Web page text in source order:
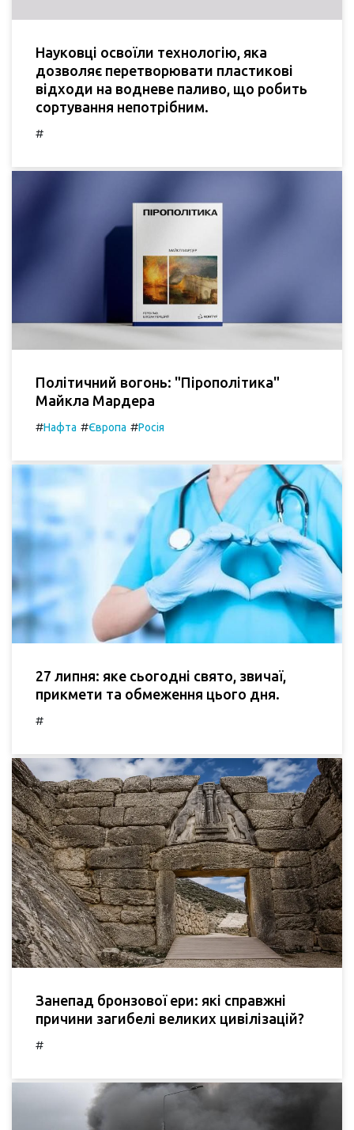
Науковці освоїли технологію, яка
дозволяє перетворювати пластикові
відходи на водневе паливо, що робить
сортування непотрібним.
#
Політичний вогонь: "Пірополітика"
Майкла Мардера
#Нафта #Європа #Росія
27 липня: яке сьогодні свято, звичаї,
прикмети та обмеження цього дня.
#
Занепад бронзової ери: які справжні
причини загибелі великих цивілізацій?
#